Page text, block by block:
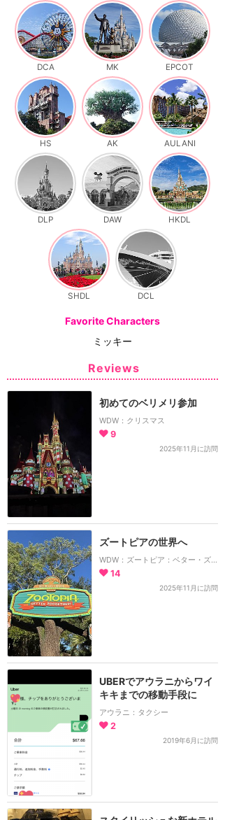
DCA MK EPCOT
HS AK AULANI
DLP DAW HKDL
SHDL DCL
Favorite Characters
ミッキー
Reviews
初めてのベリメリ参加
WDW：クリスマス
9
2025年11月に訪問
ズートピアの世界へ
WDW：ズートピア：ベター・ズーギャザー！
14
2025年11月に訪問
UBERでアウラニからワイ
キキまでの移動手段に
アウラニ：タクシー
2
2019年6月に訪問